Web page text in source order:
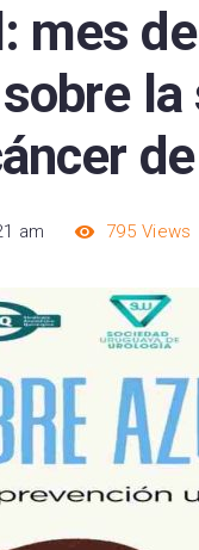
mes de
la
am 795 Views